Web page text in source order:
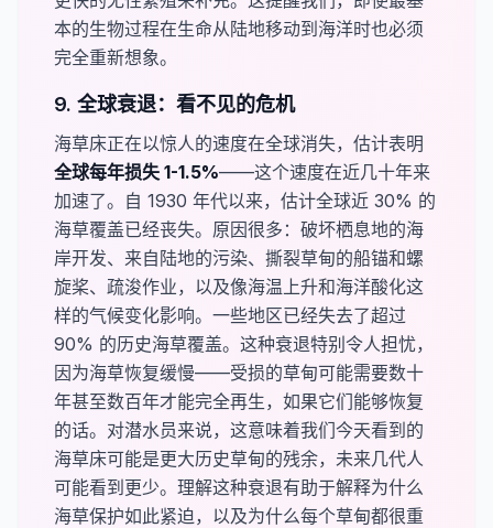
本的生物过程在生命从陆地移动到海洋时也必须
完全重新想象。
9. 全球衰退：看不见的危机
海草床正在以惊人的速度在全球消失，估计表明
全球每年损失 1-1.5%——这个速度在近几十年来
加速了。自 1930 年代以来，估计全球近 30% 的
海草覆盖已经丧失。原因很多：破坏栖息地的海
岸开发、来自陆地的污染、撕裂草甸的船锚和螺
旋桨、疏浚作业，以及像海温上升和海洋酸化这
样的气候变化影响。一些地区已经失去了超过
90% 的历史海草覆盖。这种衰退特别令人担忧，
因为海草恢复缓慢——受损的草甸可能需要数十
年甚至数百年才能完全再生，如果它们能够恢复
的话。对潜水员来说，这意味着我们今天看到的
海草床可能是更大历史草甸的残余，未来几代人
可能看到更少。理解这种衰退有助于解释为什么
海草保护如此紧迫，以及为什么每个草甸都很重